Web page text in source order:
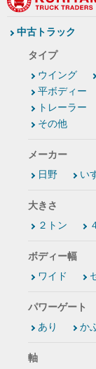
中古トラック
タイプ
ウイング
平ボディー
トレーラー
その他
メーカー
日野
い
大きさ
２トン
ボディー幅
ワイド
パワーゲート
あり
か
軸